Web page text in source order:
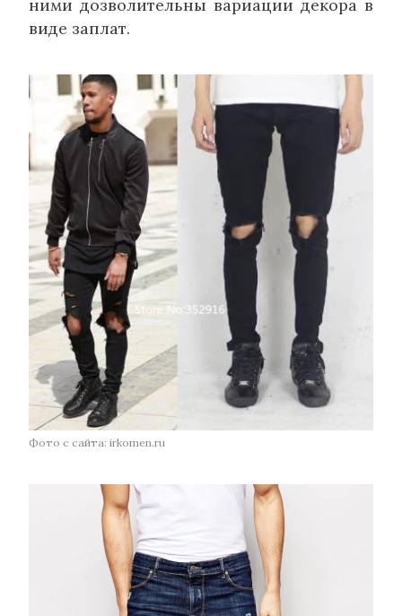
ними дозволительны вариации декора в
виде заплат.
Фото с сайта: irkomen.ru